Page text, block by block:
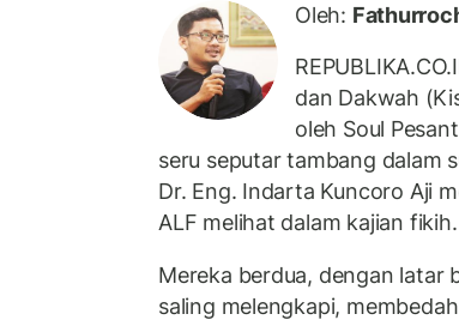
Oleh:
dan Dakwah
oleh Soul
seru seputar tambang dalam
Dr. Eng. Indarta Kuncoro Aji
ALF melihat dalam kajian fikih.
Mereka berdua, dengan latar
saling melengkapi,